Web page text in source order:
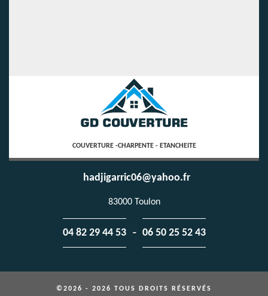
COUVERTURE -CHARPENTE - ETANCHEITE
hadjigarric06@yahoo.fr
83000 Toulon
04 82 29 44 53 - 06 50 25 52 43
©2026 - 2026 TOUS DROITS RÉSERVÉS